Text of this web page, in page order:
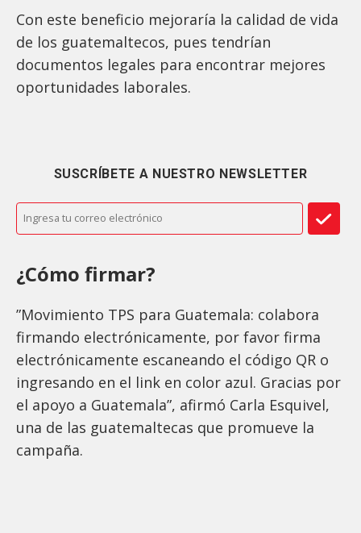
Con este beneficio mejoraría la calidad de vida
de los guatemaltecos, pues tendrían
documentos legales para encontrar mejores
oportunidades laborales.
SUSCRÍBETE A NUESTRO NEWSLETTER
¿Cómo firmar?
”Movimiento TPS para Guatemala: colabora
firmando electrónicamente, por favor firma
electrónicamente escaneando el código QR o
ingresando en el link en color azul. Gracias por
el apoyo a Guatemala”, afirmó Carla Esquivel,
una de las guatemaltecas que promueve la
campaña.